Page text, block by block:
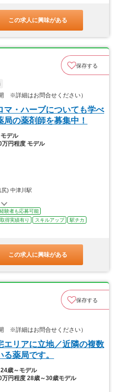
この求人に興味がある
保存する
※詳細はお問合せください）
・ハーブについても学べ
の薬剤師を募集中！
デル
万円程度 モデル
尻) 中津川駅
験者も応募可能
得実績有り スキルアップ
駅チカ
この求人に興味がある
保存する
※詳細はお問合せください）
リアに立地／近隣の複数
薬局です。
24歳～モデル
万円程度 28歳～30歳モデル